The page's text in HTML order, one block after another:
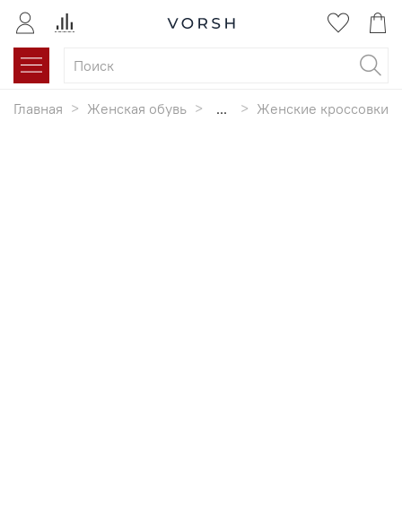
Главная Женская обувь ... Женские кроссовки